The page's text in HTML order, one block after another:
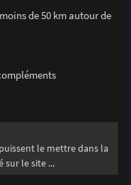
de 50 km autour de
le mettre dans la
sur le site ...